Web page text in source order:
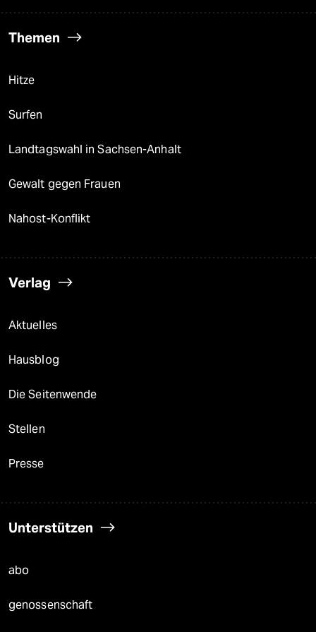
Themen
Hitze
Surfen
Landtagswahl in Sachsen-Anhalt
Gewalt gegen Frauen
Nahost-Konflikt
Verlag
Aktuelles
Hausblog
Die Seitenwende
Stellen
Presse
Unterstützen
abo
genossenschaft